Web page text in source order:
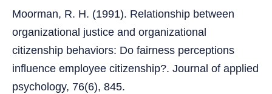
Moorman, R. H. (1991). Relationship between
organizational justice and organizational
citizenship behaviors: Do fairness perceptions
influence employee citizenship?. Journal of applied
psychology, 76(6), 845.